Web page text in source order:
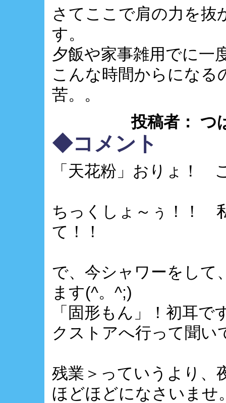
さてここで肩の力を抜
す。
夕飯や家事雑用でに一
こんな時間からになる
苦。。
投稿者： つ
◆コメント
「天花粉」おりょ！
ちっくしょ～ぅ！！
て！！
で、今シャワーをして
ます(^。^;)
「固形もん」！初耳
クストアへ行って聞い
残業＞っていうより、
ほどほどになさいませ